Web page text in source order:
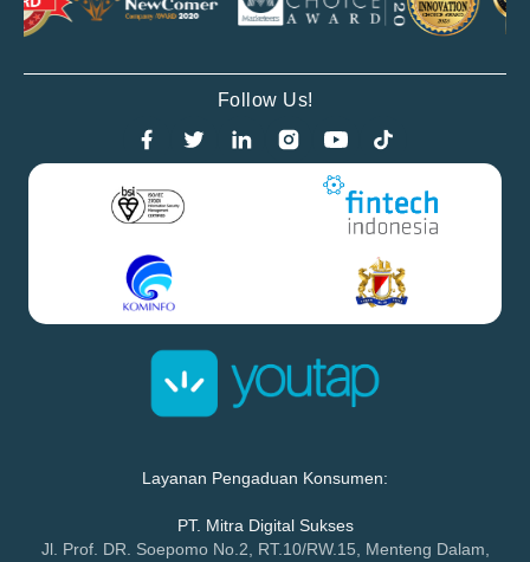
Layanan Pengaduan Konsumen:
PT. Mitra Digital Sukses
Jl. Prof. DR. Soepomo No.2, RT.10/RW.15, Menteng Dalam,
Follow Us!